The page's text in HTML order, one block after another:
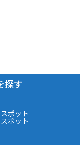
探す
ポット
ポット